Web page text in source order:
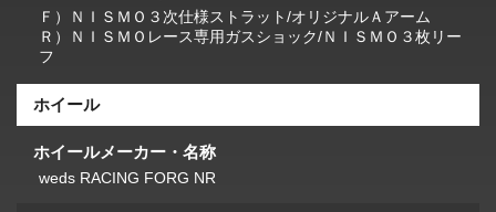
Ｆ）ＮＩＳＭＯ３次仕様ストラット/オリジナルＡアーム
Ｒ）ＮＩＳＭＯレース専用ガスショック/ＮＩＳＭＯ３枚リー
フ
ホイール
ホイールメーカー・名称
weds RACING FORG NR